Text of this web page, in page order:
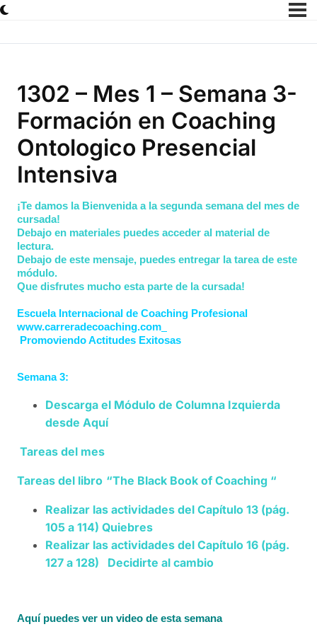
1302 – Mes 1 – Semana 3-
Formación en Coaching
Ontologico Presencial
Intensiva
¡Te damos la Bienvenida a la segunda semana del mes de
cursada!
Debajo en materiales puedes acceder al material de
lectura.
Debajo de este mensaje, puedes entregar la tarea de este
módulo.
Que disfrutes mucho esta parte de la cursada!
Escuela Internacional de Coaching Profesional
www.carreradecoaching.com
Promoviendo Actitudes Exitosas
Semana 3:
Descarga el Módulo de Columna Izquierda
desde Aquí
Tareas del mes
Tareas del libro “The Black Book of Coaching “
Realizar las actividades del Capítulo 13 (pág.
105 a 114) Quiebres
Realizar las actividades del Capítulo 16 (pág.
127 a 128) Decidirte al cambio
Aquí puedes ver un video de esta semana